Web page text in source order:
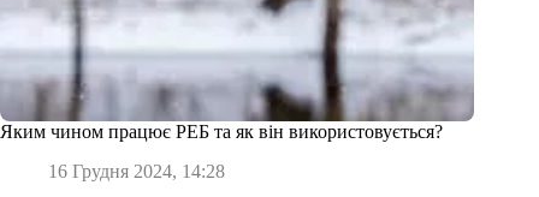
Яким чином працює РЕБ та як він використовується?
16 Грудня 2024, 14:28